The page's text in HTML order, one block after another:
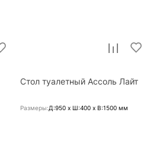
Стол туалетный Ассоль Лайт
Размеры:Д:950 x Ш:400 x В:1500 мм